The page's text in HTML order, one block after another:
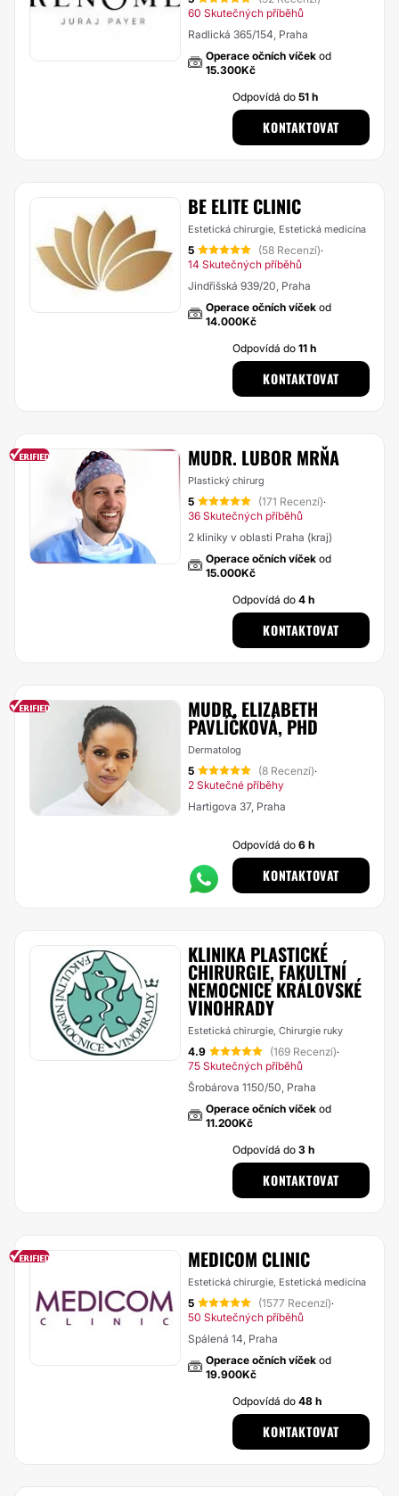
60 Skutečných příběhů
Radlická 365/154, Praha
Operace očních víčekod
15.300Kč
Odpovídá do51 h
KONTAKTOVAT
BE ELITE CLINIC
Estetická chirurgie, Estetická medicína
5 (58 Recenzí)·
14 Skutečných příběhů
Jindřišská 939/20, Praha
Operace očních víček od
14.000Kč
Odpovídá do11 h
KONTAKTOVAT
MUDR. LUBOR MRŇA
Plastický chirurg
5 (171 Recenzí)·
36 Skutečných příběhů
2 kliniky v oblasti Praha (kraj)
Operace očních víček od
15.000Kč
Odpovídá do4 h
KONTAKTOVAT
MUDR. ELIZABETH
PAVLÍČKOVÁ, PHD
Dermatolog
5 (8 Recenzí)·
2 Skutečné příběhy
Hartigova 37, Praha
Odpovídá do6 h
KONTAKTOVAT
KLINIKA PLASTICKÉ
CHIRURGIE, FAKULTNÍ
NEMOCNICE KRÁLOVSKÉ
VINOHRADY
Estetická chirurgie, Chirurgie ruky
4.9 (169 Recenzí)·
75 Skutečných příběhů
Šrobárova 1150/50, Praha
Operace očních víček od
11.200Kč
Odpovídá do3 h
KONTAKTOVAT
MEDICOM CLINIC
Estetická chirurgie, Estetická medicína
5 (1577 Recenzí)·
50 Skutečných příběhů
Spálená 14, Praha
Operace očních víček od
19.900Kč
Odpovídá do48 h
KONTAKTOVAT